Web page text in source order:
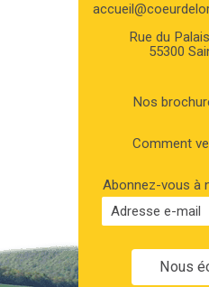
Rue du
55300
Nos
Comment
Abonnez-vous à
Nous